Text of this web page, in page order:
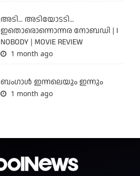
അടി... അടിയോടടി...
ഇതൊരൊന്നൊന്നര നോബഡി | I
NOBODY | MOVIE REVIEW
1 month ago
ബംഗാള്‍ ഇന്നലെയും ഇന്നും
1 month ago